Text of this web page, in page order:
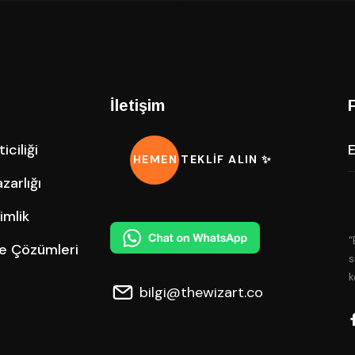
Çözümleri
İletişim
HEMEN TEKLİF ALIN ✨
bilgi@thewizart.co